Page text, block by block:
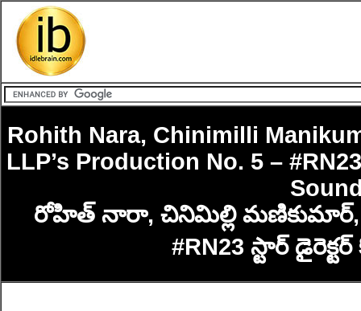
Rohith Nara, Chinimilli
LLP’s Production No. 5 –
రోహిత్ నారా, చినిమిల్లి మణికుమార్,
#RN23 స్టార్